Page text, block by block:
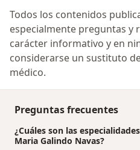
Todos los contenidos
especialmente preguntas y
carácter informativo y en
considerarse un sustituto
médico.
Preguntas frecuentes
¿Cuáles son las
Maria Galindo Navas?